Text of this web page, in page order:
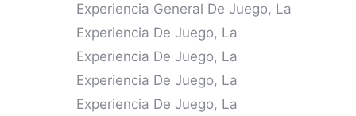
Experiencia General De Juego, La
Experiencia De Juego, La
Experiencia De Juego, La
Experiencia De Juego, La
Experiencia De Juego, La